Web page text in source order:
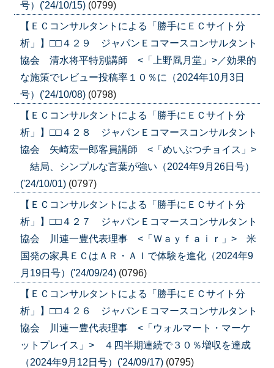
号）('24/10/15) (0799)
【ＥＣコンサルタントによる「勝手にＥＣサイト分
析」】□□４２９ ジャパンＥコマースコンサルタント
協会 清水将平特別講師 <「上野凮月堂」>／効果的
な施策でレビュー投稿率１０％に（2024年10月3日
号）('24/10/08) (0798)
【ＥＣコンサルタントによる「勝手にＥＣサイト分
析」】□□４２８ ジャパンＥコマースコンサルタント
協会 矢崎宏一郎客員講師 <「めいぶつチョイス」>
結局、シンプルな言葉が強い（2024年9月26日号）
('24/10/01) (0797)
【ＥＣコンサルタントによる「勝手にＥＣサイト分
析」】□□４２７ ジャパンＥコマースコンサルタント
協会 川連一豊代表理事 <「Ｗａｙｆａｉｒ」> 米
国発の家具ＥＣはＡＲ・ＡＩで体験を進化（2024年9
月19日号）('24/09/24) (0796)
【ＥＣコンサルタントによる「勝手にＥＣサイト分
析」】□□４２６ ジャパンＥコマースコンサルタント
協会 川連一豊代表理事 <「ウォルマート・マーケ
ットプレイス」> ４四半期連続で３０％増収を達成
（2024年9月12日号）('24/09/17) (0795)